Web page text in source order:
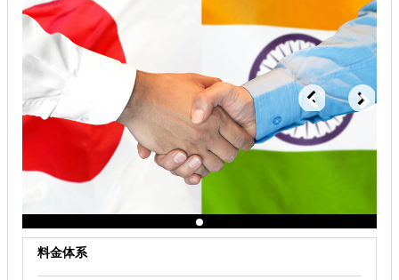
どの国に進出するべきか決めたい
自社事業に最適な進出形態を知りたい
許認可や規制調査など輸出／販売の準備をしたい
料金体系